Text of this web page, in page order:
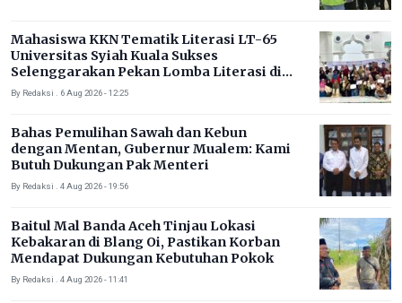
Mahasiswa KKN Tematik Literasi LT-65
Universitas Syiah Kuala Sukses
Selenggarakan Pekan Lomba Literasi di
Gampong Rhieng Blang
By Redaksi . 6 Aug 2026 - 12:25
Bahas Pemulihan Sawah dan Kebun
dengan Mentan, Gubernur Mualem: Kami
Butuh Dukungan Pak Menteri
By Redaksi . 4 Aug 2026 - 19:56
Baitul Mal Banda Aceh Tinjau Lokasi
Kebakaran di Blang Oi, Pastikan Korban
Mendapat Dukungan Kebutuhan Pokok
By Redaksi . 4 Aug 2026 - 11:41